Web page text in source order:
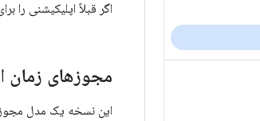
اگر قبلاً اپلیکیشنی را
مجوزهای زمان
این نسخه یک مدل مجوز